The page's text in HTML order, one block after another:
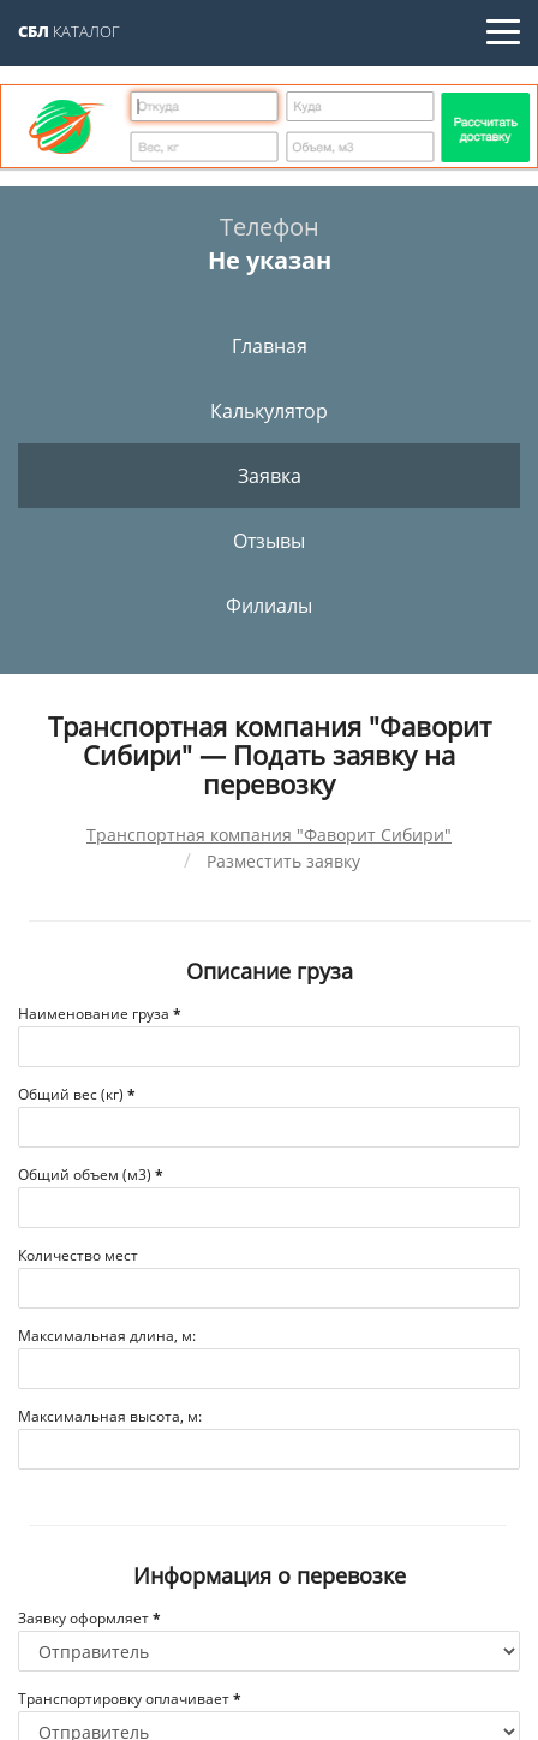
СБЛ КАТАЛОГ
Телефон
Не указан
Главная
Калькулятор
Заявка
Отзывы
Филиалы
Транспортная компания "Фаворит
Сибири" — Подать заявку на
перевозку
Транспортная компания "Фаворит Сибири"
Разместить заявку
Описание груза
Наименование груза *
Общий вес (кг) *
Общий объем (м3) *
Количество мест
Максимальная длина, м:
Максимальная высота, м:
Информация о перевозке
Заявку оформляет*
Транспортировку оплачивает*